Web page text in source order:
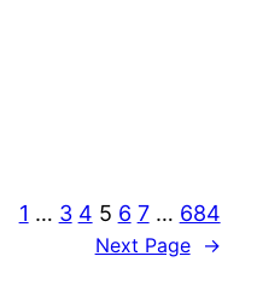
1 … 3 4 5 6 7 … 684
Next Page →